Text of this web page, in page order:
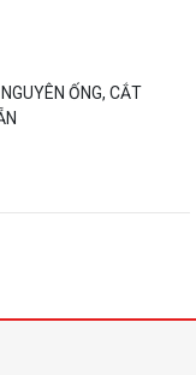
ỐNG, CẮT